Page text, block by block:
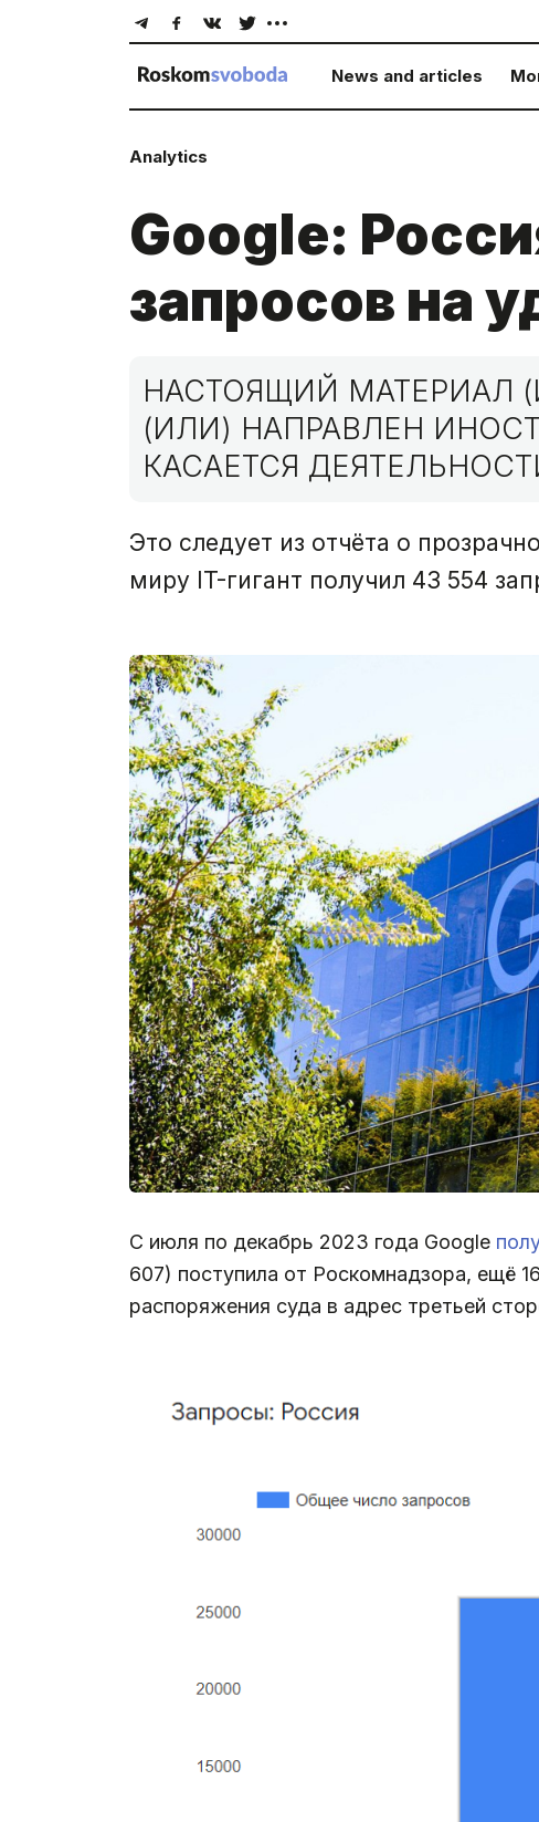
News and articles
Analytics
Google:
запросов на
НАСТОЯЩИЙ МАТЕРИАЛ
(ИЛИ) НАПРАВЛЕН
КАСАЕТСЯ
Это следует из отчёта о
миру IT-гигант получил 43 554
С июля по декабрь 2023 года Google
607) поступила от Роскомнадзора, ещё
распоряжения суда в адрес третьей